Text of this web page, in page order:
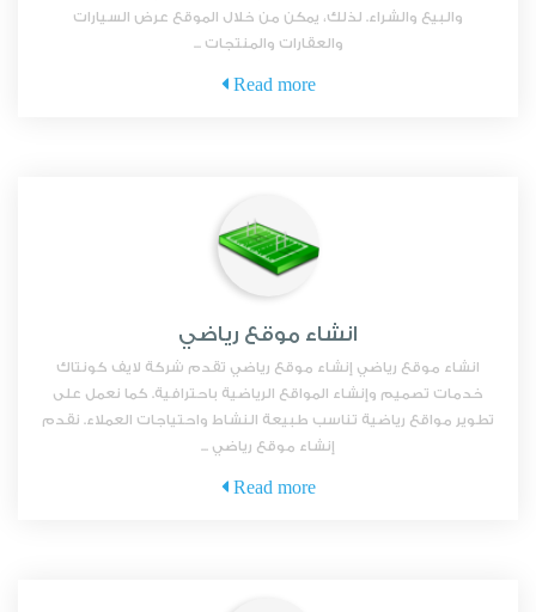
والبيع والشراء. لذلك، يمكن من خلال الموقع عرض السيارات
والعقارات والمنتجات ...
Read more
انشاء موقع رياضي
انشاء موقع رياضي إنشاء موقع رياضي تقدم شركة لايف كونتاك
خدمات تصميم وإنشاء المواقع الرياضية باحترافية. كما نعمل على
تطوير مواقع رياضية تناسب طبيعة النشاط واحتياجات العملاء. نقدم
إنشاء موقع رياضي ...
Read more